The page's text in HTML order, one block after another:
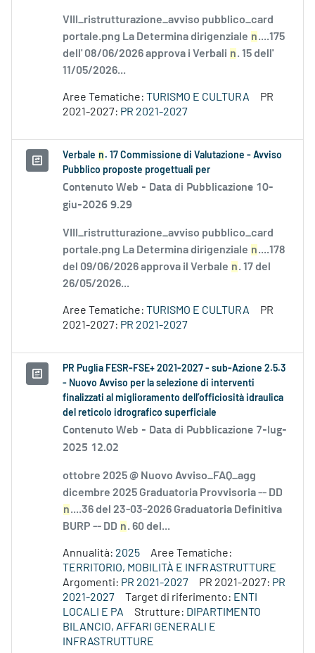
VIII_ristrutturazione_avviso pubblico_card
portale.png La Determina dirigenziale n....175
dell' 08/06/2026 approva i Verbali n. 15 dell'
11/05/2026...
Aree Tematiche: TURISMO E CULTURA
PR
2021-2027: PR 2021-2027
Verbale n . 17 Commissione di Valutazione - Avviso
Pubblico proposte progettuali per
Contenuto Web - Data di Pubblicazione 10-
giu-2026 9.29
VIII_ristrutturazione_avviso pubblico_card
portale.png La Determina dirigenziale n....178
del 09/06/2026 approva il Verbale n. 17 del
26/05/2026...
Aree Tematiche: TURISMO E CULTURA
PR
2021-2027: PR 2021-2027
PR Puglia FESR-FSE+ 2021-2027 - sub-Azione 2.5.3
- Nuovo Avviso per la selezione di interventi
finalizzati al miglioramento dell’officiosità idraulica
del reticolo idrografico superficiale
Contenuto Web - Data di Pubblicazione 7-lug-
2025 12.02
ottobre 2025 @ Nuovo Avviso_FAQ_agg
dicembre 2025 Graduatoria Provvisoria -- DD
n....36 del 23-03-2026 Graduatoria Definitiva
BURP -- DD n. 60 del...
Annualità: 2025
Aree Tematiche:
TERRITORIO, MOBILITÀ E INFRASTRUTTURE
Argomenti: PR 2021-2027 PR 2021-2027: PR
2021-2027
Target di riferimento: ENTI
LOCALI E PA
Strutture: DIPARTIMENTO
BILANCIO, AFFARI GENERALI E
INFRASTRUTTURE